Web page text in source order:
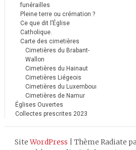
funérailles
Pleine terre ou crémation ?
Ce que dit l’Église
Catholique.
Carte des cimetières
Cimetières du Brabant-
Wallon
Cimetières du Hainaut
Cimetières Liégeois
Cimetières du Luxembourg
Cimetières de Namur
Églises Ouvertes
Collectes prescrites 2023
SiteWordPress |Thème Radiate